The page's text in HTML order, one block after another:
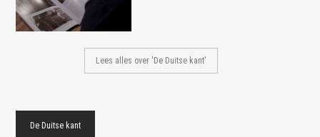
Lees alles over 'De Duitse kant'
De Duitse kant